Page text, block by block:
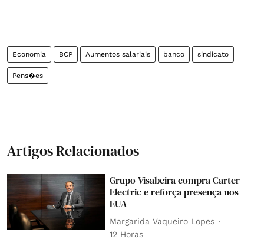
Economia BCP Aumentos salariais banco sindicato
Pens�es
Artigos Relacionados
Grupo Visabeira compra Carter
Electric e reforça presença nos
EUA
Margarida Vaqueiro Lopes
12 Horas